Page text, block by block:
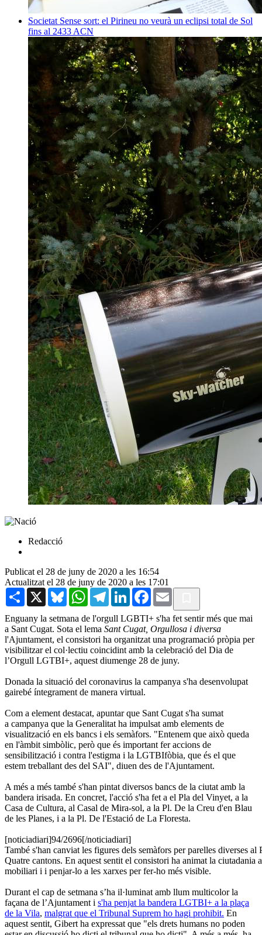
Societat Sense sort: el Pirineu no veurà un eclipsi total de Sol
fins al 2433 ACN
Redacció
Publicat el 28 de juny de 2020 a les 16:54
Actualitzat el 28 de juny de 2020 a les 17:01
Share X BlueskyWhatsAppTelegramLinkedInFacebook
Email
Enguany la setmana de l'orgull LGBTI+ s'ha fet sentir més que mai
a Sant Cugat. Sota el lema Sant Cugat, Orgullosa i diversa
l'Ajuntament, el consistori ha organitzat una programació pròpia per
visibilitzar el col·lectiu coincidint amb la celebració del Dia de
l’Orgull LGTBI+, aquest diumenge 28 de juny.
Donada la situació del coronavirus la campanya s'ha desenvolupat
gairebé íntegrament de manera virtual.
Com a element destacat, apuntar que Sant Cugat s'ha sumat
a campanya que la Generalitat ha impulsat amb elements de
visualització en els bancs i els semàfors. "Entenem que això queda
en l'àmbit simbòlic, però que és important fer accions de
sensibilització i contra l'estigma i la LGTBIfòbia, que és el que
estem treballant des del SAI", diuen des de l'Ajuntament.
A més a més també s'han pintat diversos bancs de la ciutat amb la
bandera irisada. En concret, l'acció s'ha fet a el Pla del Vinyet, a la
Casa de Cultura, al Casal de Mira-sol, a la Pl. De la Creu d'en Blau
de les Planes, i a la Pl. De l'Estació de La Floresta.
[noticiadiari]94/2696[/noticiadiari]
També s'han canviat les figures dels semàfors per parelles diverses
Quatre cantons. En aquest sentit el consistori ha animat la ciutadania
mobiliari i i penjar-lo a les xarxes per fer-ho més visible.
Durant el cap de setmana s’ha il·luminat amb llum multicolor la
façana de l’Ajuntament i s'ha penjat la bandera LGTBI+ a la plaça
de la Vila, malgrat que el Tribunal Suprem ho hagi prohibit. En
aquest sentit, Gibert ha expressat que "els drets humans no poden